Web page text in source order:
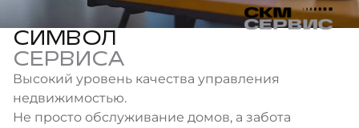
СИМВОЛ
СЕРВИСА
Высокий уровень качества управления
недвижимостью.
Не просто обслуживание домов, а забота